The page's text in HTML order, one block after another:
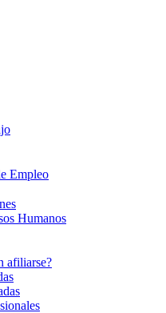
Empleo
Humanos
afiliarse?